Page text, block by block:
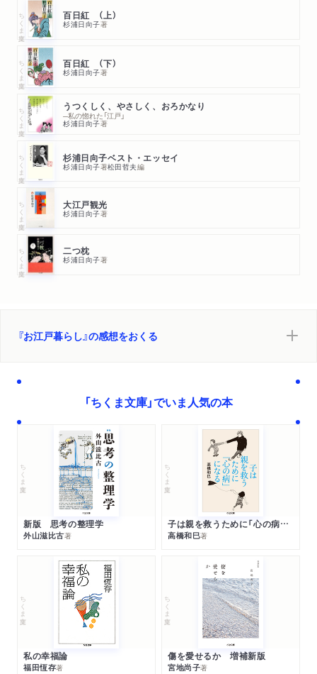
ちくま文庫 百日紅 （上）
杉浦日向子著
ちくま文庫 百日紅 （下）
杉浦日向子著
ちくま文庫 うつくしく、やさしく、おろかなり
─私の惚れた「江戸」
杉浦日向子著
ちくま文庫 杉浦日向子ベスト・エッセイ
杉浦日向子著松田哲夫編
ちくま文庫 大江戸観光
杉浦日向子著
ちくま文庫 二つ枕
杉浦日向子著
『お江戸暮らし』の感想をおくる
「ちくま文庫」でいま人気の本
ちくま文庫
新版 思考の整理学
外山滋比古著
ちくま文庫
子は親を救うために「心の病」になる
高橋和巳著
ちくま文庫
私の幸福論
福田恆存著
ちくま文庫
傷を愛せるか 増補新版
宮地尚子著